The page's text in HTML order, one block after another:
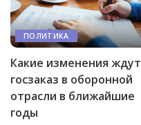
ПОЛИТИКА
Какие изменения ждут
госзаказ в оборонной
отрасли в ближайшие
годы